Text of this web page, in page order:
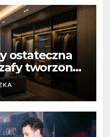
ostateczna
tworzonej